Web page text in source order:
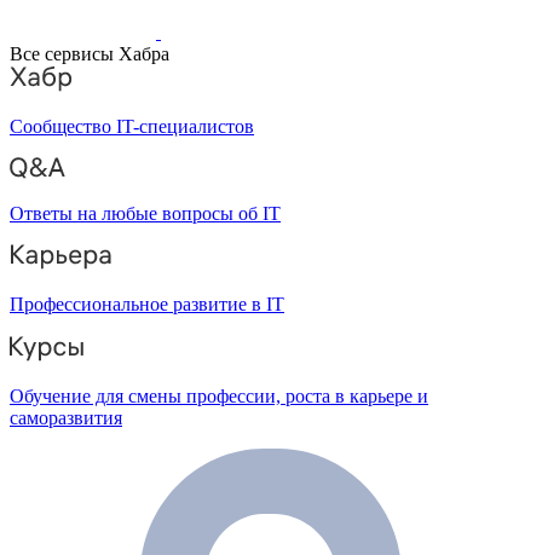
Все сервисы Хабра
Сообщество IT-специалистов
Ответы на любые вопросы об IT
Профессиональное развитие в IT
Обучение для смены профессии, роста в карьере и
саморазвития